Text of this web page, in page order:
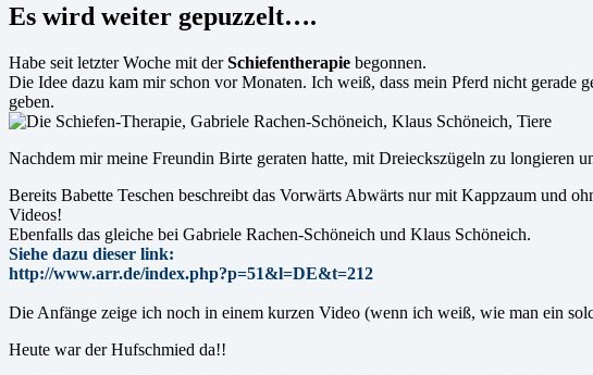
Es wird weiter gepuzzelt….
Habe seit letzter Woche mit derSchiefentherapie begonnen.
Die Idee dazu kam mir schon vor Monaten. Ich weiß, dass mein Pferd nicht gerade
geben.
Nachdem mir meine Freundin Birte geraten hatte, mit Dreieckszügeln zu longieren
Bereits Babette Teschen beschreibt das Vorwärts Abwärts nur mit Kappzaum und
Videos!
Ebenfalls das gleiche bei Gabriele Rachen-Schöneich und Klaus Schöneich.
Siehe dazu dieser link:
http://www.arr.de/index.php?p=51&l=DE&t=212
Die Anfänge zeige ich noch in einem kurzen Video (wenn ich weiß, wie man ein
Heute war der Hufschmied da!!